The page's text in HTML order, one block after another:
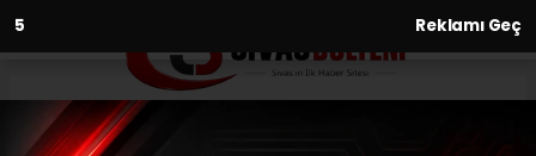
3 Reklamı Geç
Anasayfa